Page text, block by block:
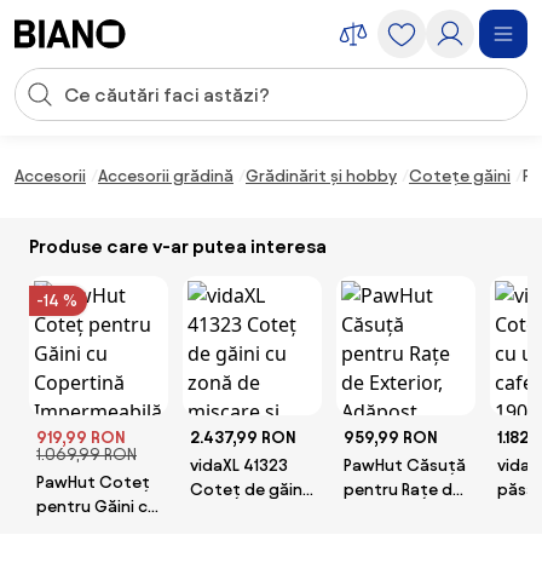
Introducerea căutării
Accesorii Accesorii grădină Grădinărit și hobby Cotețe găini
Produse care v-ar putea interesa
-14 %
919,99 RON
1.069,99 RON
PawHut Coteț
pentru Găini cu
2.437,99 RON
vidaXL 41323
Coteț de găini
959,99 RON
PawHut Căsuță
pentru Rațe de